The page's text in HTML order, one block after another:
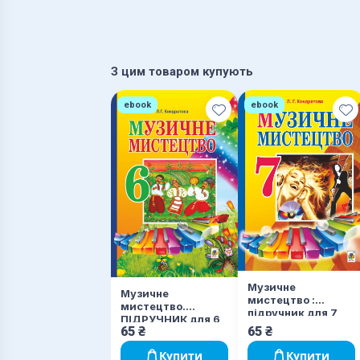
З цим товаром купують
ebook
Музичне
мистецтво.
ПІДРУЧНИК для 6
класу
загальноосвітніх
навчальних
65 ₴
Купити
ebook
Музичне
мистецтво :
підручник для 7
класу
загальноосвітніх
навчальних
65 ₴
Купити